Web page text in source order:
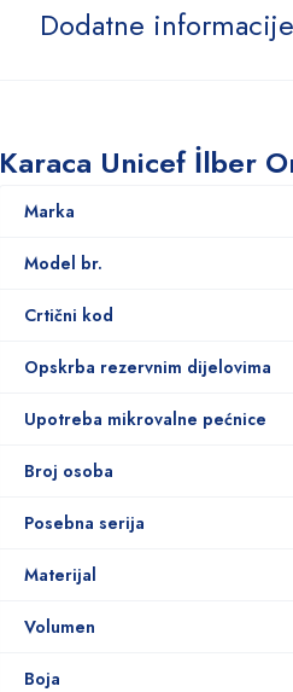
Dodatne informacije
Karaca Unicef ​​​​İlber
Marka
Model br.
Crtični kod
Opskrba rezervnim dijelovima
Upotreba mikrovalne pećnice
Broj osoba
Posebna serija
Materijal
Volumen
Boja